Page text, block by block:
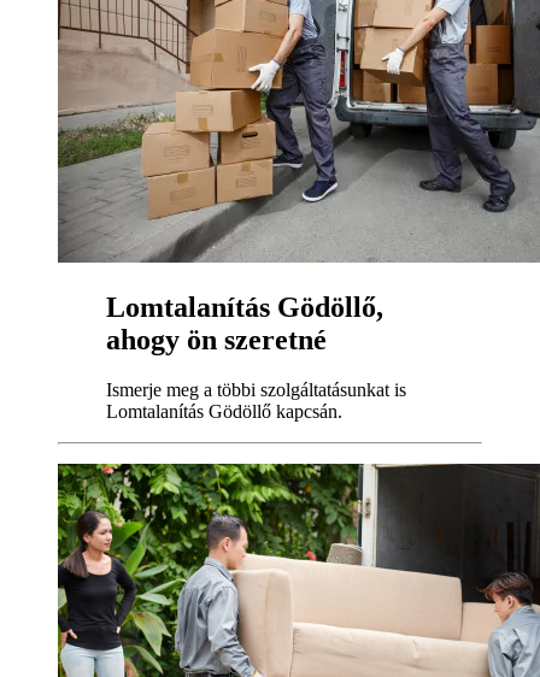
Lomtalanítás Gödöllő,
ahogy ön szeretné
Ismerje meg a többi szolgáltatásunkat is
Lomtalanítás Gödöllő kapcsán.